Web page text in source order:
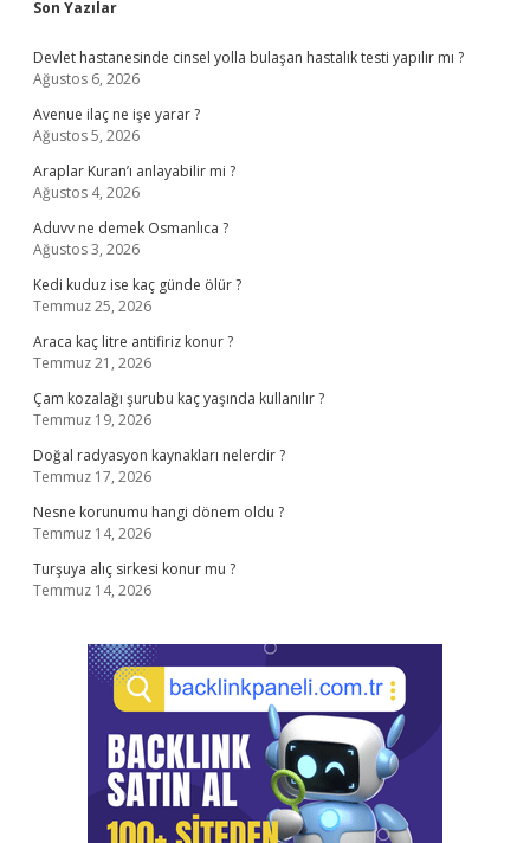
Sidebar
Son Yazılar
Devlet hastanesinde cinsel yolla bulaşan hastalık testi yapılır mı ?
Ağustos 6, 2026
Avenue ilaç ne işe yarar ?
Ağustos 5, 2026
Araplar Kuran’ı anlayabilir mi ?
Ağustos 4, 2026
Aduvv ne demek Osmanlıca ?
Ağustos 3, 2026
Kedi kuduz ise kaç günde ölür ?
Temmuz 25, 2026
Araca kaç litre antifiriz konur ?
Temmuz 21, 2026
Çam kozalağı şurubu kaç yaşında kullanılır ?
Temmuz 19, 2026
Doğal radyasyon kaynakları nelerdir ?
Temmuz 17, 2026
Nesne korunumu hangi dönem oldu ?
Temmuz 14, 2026
Turşuya alıç sirkesi konur mu ?
Temmuz 14, 2026